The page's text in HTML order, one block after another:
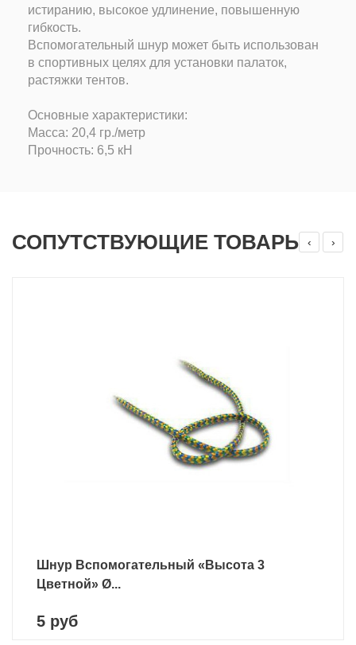
истиранию, высокое удлинение, повышенную
гибкость.
Вспомогательный шнур может быть использован
в спортивных целях для установки палаток,
растяжки тентов.
Основные характеристики:
Масса: 20,4 гр./метр
Прочность: 6,5 кН
СОПУТСТВУЮЩИЕ ТОВАРЫ
Шнур Вспомогательный «Высота 3
Цветной» Ø...
5 руб
‹ ›